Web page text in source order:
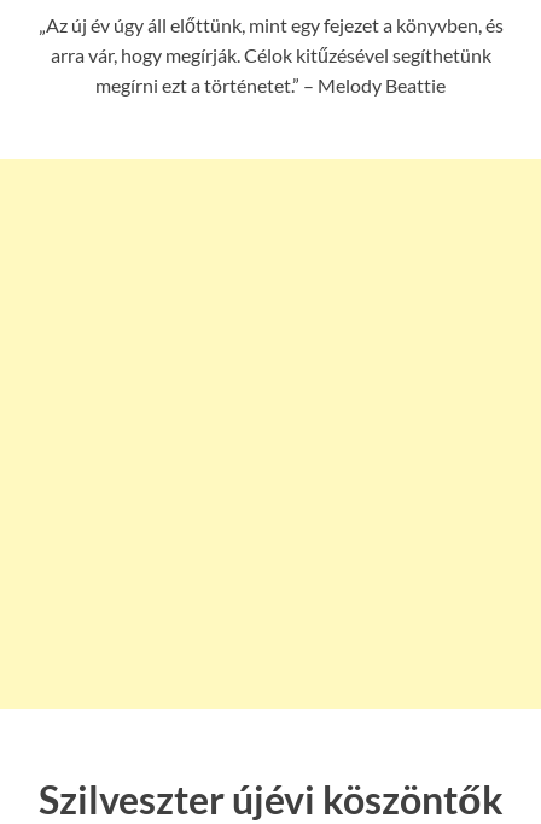
„Az új év úgy áll előttünk, mint egy fejezet a könyvben, és
arra vár, hogy megírják. Célok kitűzésével segíthetünk
megírni ezt a történetet.” – Melody Beattie
Szilveszter újévi köszöntők